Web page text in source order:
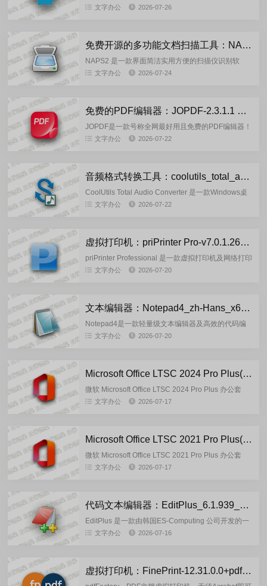
持将xml文件转换为 CSV、JSON、 PDF、HTML、
文字办公 2026-07-26
免费开源的多功能文档扫描工具：NAPS2-8.3.2 官方正式版
NAPS2 是一款界面简洁实用方便的扫描仪识别软
件，支持 Windows、macOS 和 Linux 操作系统，可
文字办公 2026-07-24
免费的PDF编辑器：JOPDF-2.3.1.1 多语言官方正式版
JOPDF是一款号称全网最好用且免费的PDF编辑器！
它功能全面且轻量，涵盖 PDF 编辑、转换、压缩、
文字办公 2026-07-22
音频格式转换工具：coolutils_total_audio_converter_6.1.0.304 绿色便携版
CoolUtils Total Audio Converter 是一款Windows桌
面端专业音频转换工具，功能覆盖全面，适合各类音
文字办公 2026-07-22
虚拟打印机：priPrinter Pro-v7.0.1.2628 多语言注册专业版
priPrinter Professional 是一款虚拟打印机及网络打印
机程序，priPrinter可以将作业打印到真正的打印机上
文字办公 2026-07-20
文本编辑器：Notepad4_zh-Hans_x64_v26.07r6234 中文版
Notepad4是一款轻量级文本编辑器及高效的代码编
辑器，基于经典Notepad2与Notepad2-mod用现代
文字办公 2026-07-20
Microsoft Office LTSC 2024 Pro Plus(2026.07)-x64-KpoJIuK 直装激活版
微软 Microsoft Office LTSC 2024 Pro Plus 办公套
件，由俄罗斯大神 @KpoJIuK 基于微软官方...
文字办公 2026-07-17
Microsoft Office LTSC 2021 Pro Plus(2026.07)-x64-KpoJIuK 直装激活版
微软 Microsoft Office LTSC 2021 Pro Plus 办公套
件，由俄罗斯大神 @KpoJIuK 基于微软官方2026.7
文字办公 2026-07-17
代码文本编辑器：EditPlus_6.1.939_x64_SC 烈火汉化版
EditPlus 是一款由韩国ES-Computing 公司开发的一
款Windows平台轻量级文本与代码编辑器，可完全替
文字办公 2026-07-16
虚拟打印机：FinePrint-12.31.0.0+pdfFactory-Pro-9.31.0.0 中文注册版